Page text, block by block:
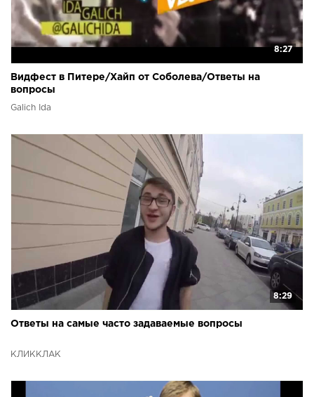
8:27
Видфест в Питере/Хайп от Соболева/Ответы на
вопросы
Galich Ida
8:29
Ответы на самые часто задаваемые вопросы
КЛИККЛАК